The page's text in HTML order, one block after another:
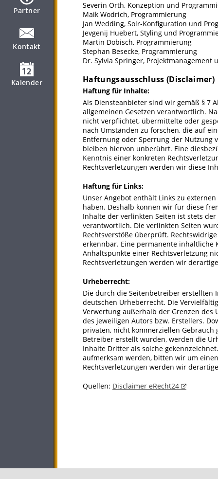
Partner
Kontakt
Kalender
Severin Orth, Konzeption und
Maik Wodrich, Programmierung
Jan Wedding, Solr-Konfiguration und
Jevgenij Huebert, Styling und
Martin Dobisch, Programmierung
Stephan Besecke, Programmierung
Dr. Sylvia Springer, Projektmanagement
Haftungsausschluss (Disclaimer)
Haftung für Inhalte:
Als Diensteanbieter sind wir gemäß § 7
allgemeinen Gesetzen verantwortlich.
nicht verpflichtet, übermittelte oder
nach Umständen zu forschen, die auf
Entfernung oder Sperrung der Nutzung
bleiben hiervon unberührt. Eine
Kenntnis einer konkreten
Rechtsverletzungen werden wir diese
Haftung für Links:
Unser Angebot enthält Links zu
haben. Deshalb können wir für diese
Inhalte der verlinkten Seiten ist stets
verantwortlich. Die verlinkten Seiten
Rechtsverstöße überprüft.
erkennbar. Eine permanente inhaltliche
Anhaltspunkte einer Rechtsverletzung
Rechtsverletzungen werden wir
Urheberrecht:
Die durch die Seitenbetreiber erstellten
deutschen Urheberrecht. Die
Verwertung außerhalb der Grenzen
des jeweiligen Autors bzw. Erstellers.
privaten, nicht kommerziellen
Betreiber erstellt wurden, werden die
Inhalte Dritter als solche
aufmerksam werden, bitten wir um
Rechtsverletzungen werden wir
Quellen: Disclaimer eRecht24